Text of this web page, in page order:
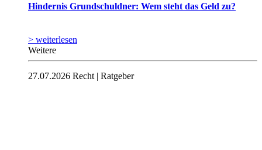
Hindernis Grundschuldner: Wem steht das Geld zu?
> weiterlesen
Weitere
27.07.2026 Recht | Ratgeber